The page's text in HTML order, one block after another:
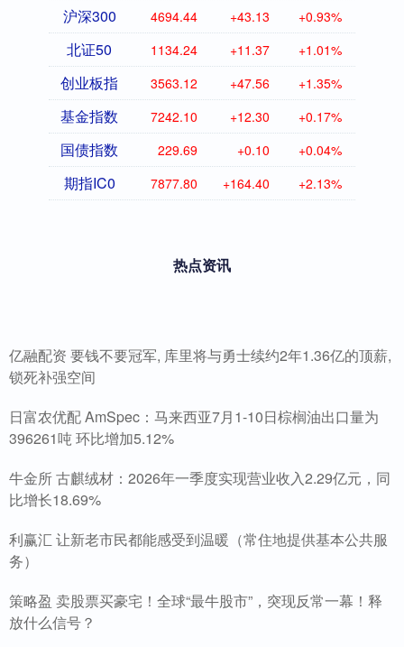
沪深300 4694.44 +43.13 +0.93%
北证50 1134.24 +11.37 +1.01%
创业板指 3563.12 +47.56 +1.35%
基金指数 7242.10 +12.30 +0.17%
国债指数 229.69 +0.10 +0.04%
期指IC0 7877.80 +164.40 +2.13%
热点资讯
亿融配资 要钱不要冠军, 库里将与勇士续约2年1.36亿的顶薪,
锁死补强空间
日富农优配 AmSpec：马来西亚7月1-10日棕榈油出口量为
396261吨 环比增加5.12%
牛金所 古麒绒材：2026年一季度实现营业收入2.29亿元，同
比增长18.69%
利赢汇 让新老市民都能感受到温暖（常住地提供基本公共服
务）
策略盈 卖股票买豪宅！全球“最牛股市”，突现反常一幕！释
放什么信号？